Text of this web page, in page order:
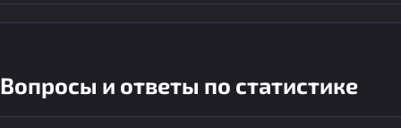
Вопросы и ответы по статистике